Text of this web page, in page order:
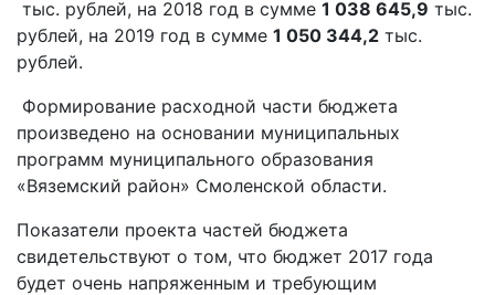
тыс. рублей, на 2018 год в сумме 1 038 645,9 тыс.
рублей, на 2019 год в сумме 1 050 344,2 тыс.
рублей.
Формирование расходной части бюджета
произведено на основании муниципальных
программ муниципального образования
«Вяземский район» Смоленской области.
Показатели проекта частей бюджета
свидетельствуют о том, что бюджет 2017 года
будет очень напряженным и требующим